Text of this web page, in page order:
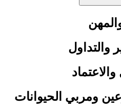
والتداول
ومربي الحيوانات